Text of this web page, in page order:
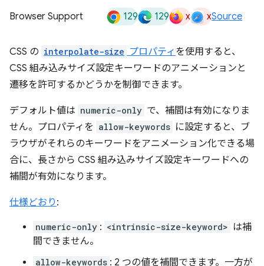
Browser Support 129 129 x xSource
CSS の interpolate-size プロパティ を使用すると、
CSS 組み込みサイズ設定キーワードのアニメーションと
遷移を許可するかどうかを制御できます。
デフォルト値は numeric-only で、補間は有効になりま
せん。プロパティを allow-keywords に設定すると、ブ
ラウザがそれらのキーワードをアニメーション化できる場
合に、長さから CSS 組み込みサイズ設定キーワードへの
補間が有効になります。
仕様どおり :
numeric-only : <intrinsic-size-keyword> は補
間できません。
allow-keywords : 2 つの値を補間できます。一方が